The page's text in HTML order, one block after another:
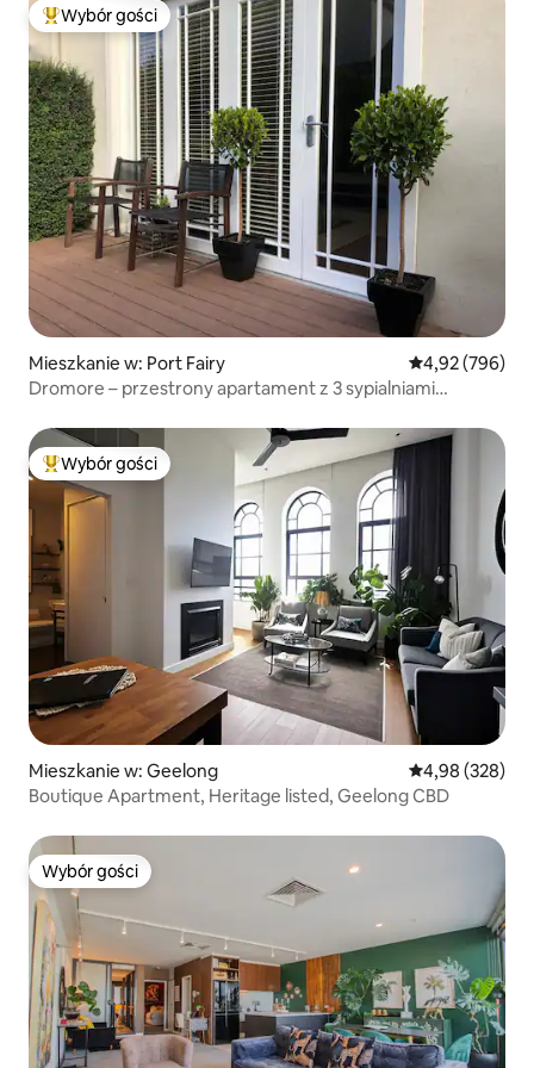
Najpopularniejsze z kategorii Wybór gości
Wybór gości
Mieszkanie w: Port Fairy Średnia
4,92 (796)
Dromore – przestrony apartament z 3 sypialniami
Najpopularniejsze z kategorii Wybór gości
Wybór gości
Mieszkanie w: Geelong Średnia
4,98 (328)
Boutique Apartment, Heritage listed, Geelong CBD
Wybór gości
Wybór gości